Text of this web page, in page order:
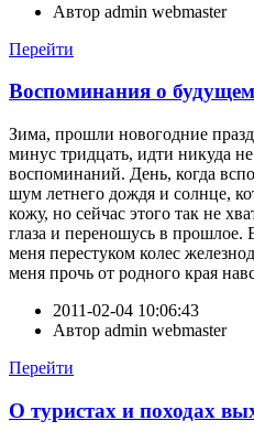
Автор admin webmaster
Перейти
Воспоминания о
Зима, прошли новогодние
минус тридцать, идти никуда
воспоминаний. День, когда
шум летнего дождя и солнце,
кожу, но сейчас этого так не
глаза и переношусь в прошлое.
меня перестуком колес
меня прочь от родного края
2011-02-04 10:06:43
Автор admin webmaster
Перейти
О туристах и походах